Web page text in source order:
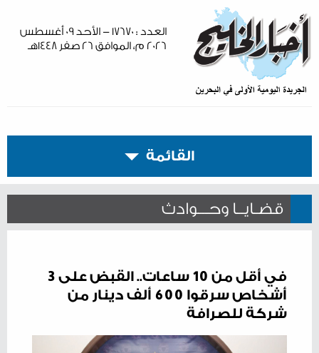
العدد : ١٧٦٧٠ - الأحد ٠٩ أغسطس
٢٠٢٦ م، الموافق ٢٦ صفر ١٤٤٨هـ
القائمة
قضـايــا وحـــوادث
في أقل من 10 ساعات.. القبض على 3
أشخاص سرقوا 600 ألف دينار من
شركة للصرافة